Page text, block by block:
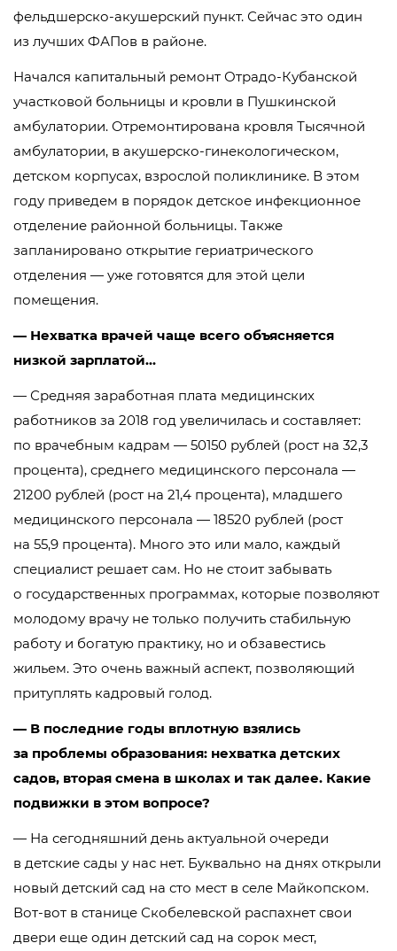
фельдшерско-акушерский пункт. Сейчас это один
из лучших ФАПов в районе.
Начался капитальный ремонт Отрадо-Кубанской
участковой больницы и кровли в Пушкинской
амбулатории. Отремонтирована кровля Тысячной
амбулатории, в акушерско-гинекологическом,
детском корпусах, взрослой поликлинике. В этом
году приведем в порядок детское инфекционное
отделение районной больницы. Также
запланировано открытие гериатрического
отделения — уже готовятся для этой цели
помещения.
— Нехватка врачей чаще всего объясняется
низкой зарплатой…
— Средняя заработная плата медицинских
работников за 2018 год увеличилась и составляет:
по врачебным кадрам — 50150 рублей (рост на 32,3
процента), среднего медицинского персонала —
21200 рублей (рост на 21,4 процента), младшего
медицинского персонала — 18520 рублей (рост
на 55,9 процента). Много это или мало, каждый
специалист решает сам. Но не стоит забывать
о государственных программах, которые позволяют
молодому врачу не только получить стабильную
работу и богатую практику, но и обзавестись
жильем. Это очень важный аспект, позволяющий
притуплять кадровый голод.
— В последние годы вплотную взялись
за проблемы образования: нехватка детских
садов, вторая смена в школах и так далее. Какие
подвижки в этом вопросе?
— На сегодняшний день актуальной очереди
в детские сады у нас нет. Буквально на днях открыли
новый детский сад на сто мест в селе Майкопском.
Вот-вот в станице Скобелевской распахнет свои
двери еще один детский сад на сорок мест,